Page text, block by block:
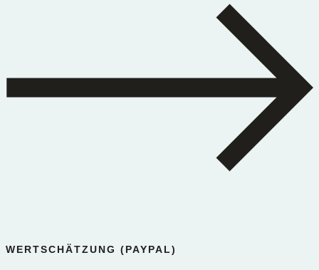
WERTSCHÄTZUNG (PAYPAL)